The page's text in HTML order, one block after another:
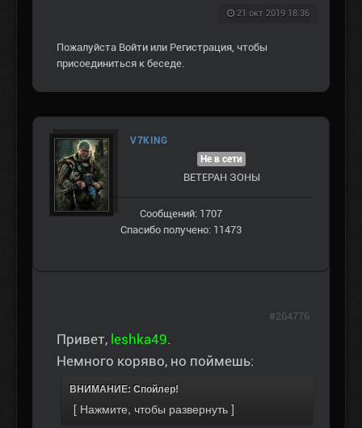
21 окт 2019 18:36
Пожалуйста Войти или Регистрация, чтобы
присоединиться к беседе.
V7KING
Не в сети
ВЕТЕРАН ЗOНЫ
Сообщений: 1707
Спасибо получено: 11473
Привет, leshka49.
Немного коряво, но поймешь:
ВНИМАНИЕ: Спойлер!
#264776